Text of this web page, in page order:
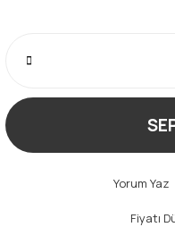
Yorum Yaz
Fiyatı